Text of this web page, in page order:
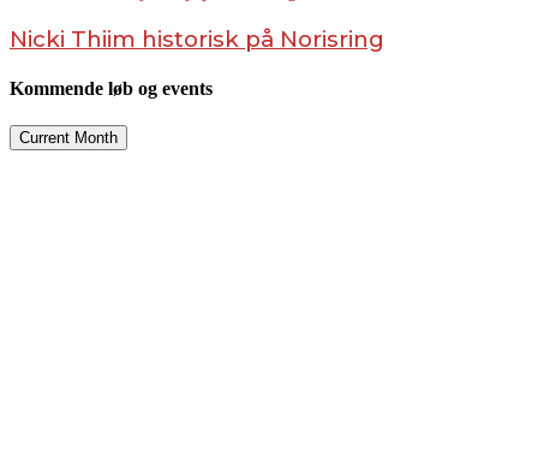
Nicki Thiim historisk på Norisring
Kommende løb og events
Current Month